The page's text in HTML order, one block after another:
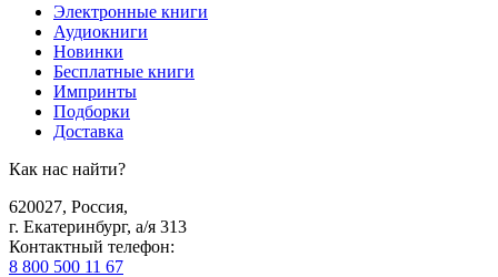
Электронные книги
Аудиокниги
Новинки
Бесплатные книги
Импринты
Подборки
Доставка
Как нас найти?
620027, Россия,
г. Екатеринбург, а/я 313
Контактный телефон:
8 800 500 11 67